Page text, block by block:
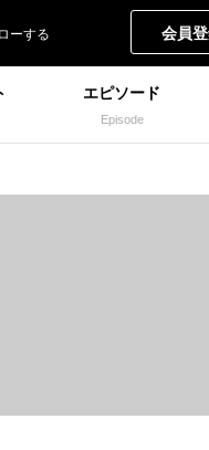
会員
エピソード
Episode